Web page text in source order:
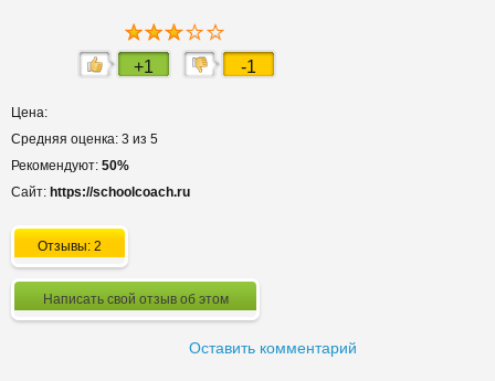
+1 -1
Цена:
Средняя оценка: 3 из 5
Рекомендуют: 50%
Сайт: https://schoolcoach.ru
Отзывы: 2
Написать свой отзыв об этом
Оставить комментарий